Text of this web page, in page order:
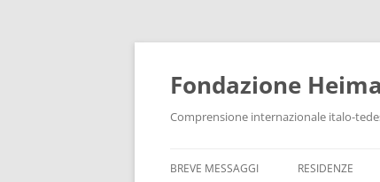
Vai
contenuto
Fondazione
Comprensione internazionale italo-
BREVE MESSAGGI RESIDENZE